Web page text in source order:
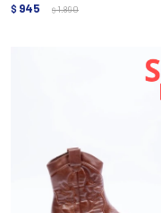
$ 945 $ 1.890